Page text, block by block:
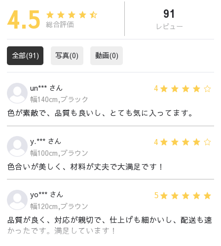
4.5 総合評価
91
レビュー
全部(91) 写真(0) 動画(0)
un*** さん 4
幅140cm,ブラック
色が素敵で、品質も良いし、とても気に入ってます。
y.*** さん 4
幅100cm,ブラウン
色合いが美しく、材料が丈夫で大満足です！
yo*** さん 5
幅120cm,ブラウン
品質が良く、対応が親切で、仕上げも細かいし、配送も速
かったです。満足しています！